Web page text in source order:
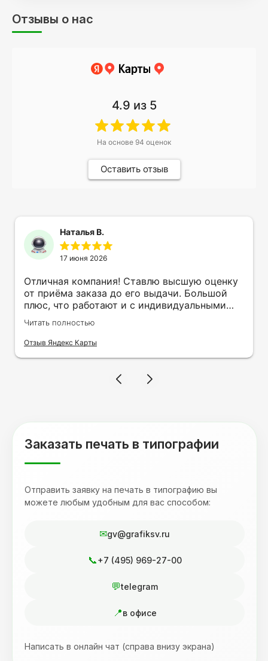
Отзывы о нас
4.9 из 5
На основе 94 оценок
Оставить отзыв
Наталья В.
17 июня 2026
Отличная компания! Ставлю высшую оценку
от приёма заказа до его выдачи. Большой
плюс, что работают и с индивидуальными
заказами. Нелбходимо было нанести принт
на кружку в подарок. Заказ был исполнен
оперативно и ооочень красиво, даже не
терпеливость, отвечала на все мои вопросы.
Читать полностью
Отзыв Яндекс Карты
Заказать печать в типографии
Отправить заявку на печать в типографию вы
можете любым удобным для вас способом:
gv@grafiksv.ru
+7 (495) 969-27-00
telegram
в офисе
Написать в онлайн чат (справа внизу экрана)